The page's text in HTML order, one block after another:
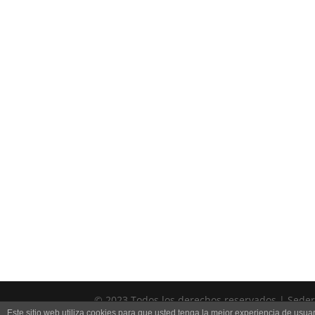
© 2023 Todos los derechos reservados |
Este sitio web utiliza cookies para que usted tenga la mejor experiencia de